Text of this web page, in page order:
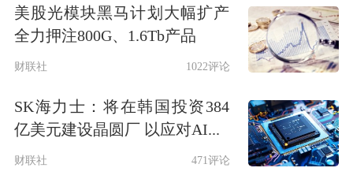
积。
上述报道指出，Rubin GPU的热功耗将
自原先预期的1.8kW提高至2.3kW，已
超过现行冷板负荷，因此英伟达最快将
在2026年下半年于Rubin GPU导入
美股光模块黑马计划大幅扩产
全力押注800G、1.6Tb产品
财联社 1022评论
SK海力士：将在韩国投资384
亿美元建设晶圆厂 以应对AI...
财联社 471评论